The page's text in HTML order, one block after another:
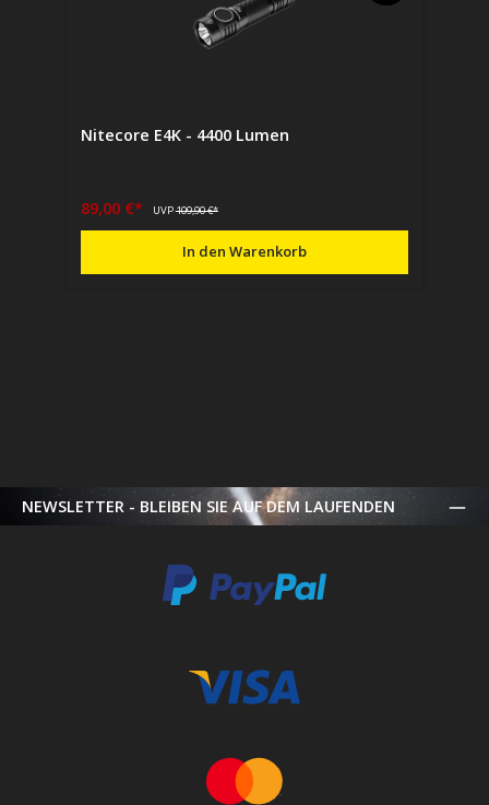
Nitecore E4K - 4400 Lumen
89,00 €* UVP109,90 €*
In den Warenkorb
NEWSLETTER - BLEIBEN SIE AUF DEM LAUFENDEN